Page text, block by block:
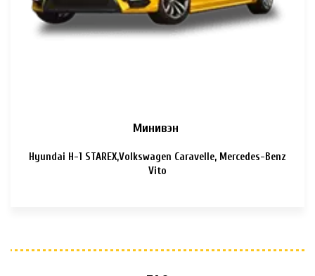
Минивэн
Hyundai H-1 STAREX,Volkswagen Caravelle, Mercedes-Benz
Vito